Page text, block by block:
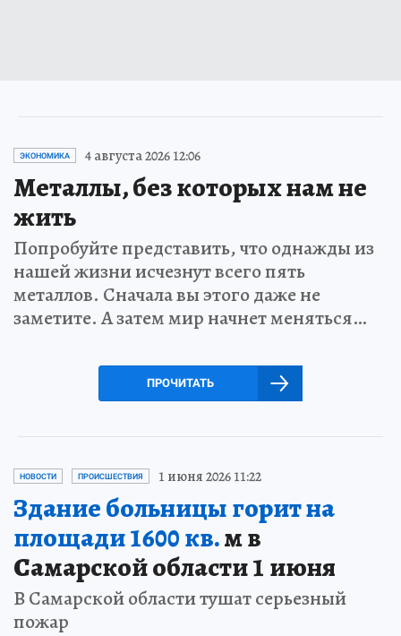
ЭКОНОМИКА 4 августа 2026 12:06
Металлы, без которых нам не
жить
Попробуйте представить, что однажды из
нашей жизни исчезнут всего пять
металлов. Сначала вы этого даже не
заметите. А затем мир начнет меняться…
ПРОЧИТАТЬ
НОВОСТИ ПРОИСШЕСТВИЯ 1 июня 2026 11:22
Здание больницы горит на
площади 1600 кв.м в
Самарской области 1 июня
В Самарской области тушат серьезный
пожар